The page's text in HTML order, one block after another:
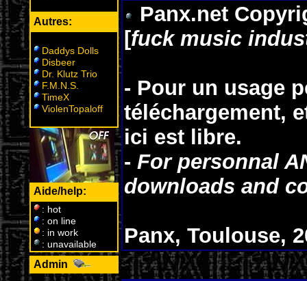
Autres:
Daddys Dolls
Disbeer
Dr. Klutz Trio
F.M.N.S.
TimeX
ViolenTopaloff
Aide/help:
: hot
: on line
: in work
: unavailable
Admin
Panx.net
[fuck music
- Pour un usage
téléchargement,
ici est libre.
- For personnal
downloads and
Panx, Toulouse,